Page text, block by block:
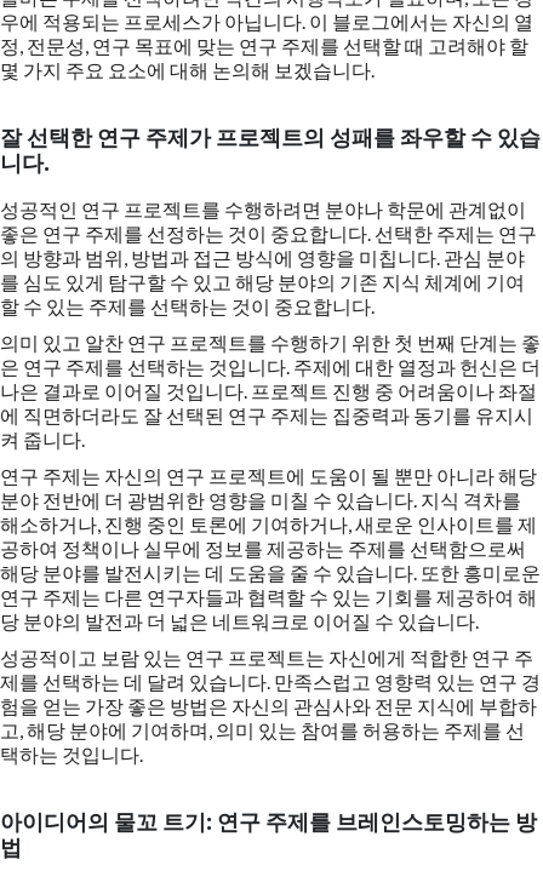
우에 적용되는 프로세스가 아닙니다. 이 블로그에서는 자신의 열
정, 전문성, 연구 목표에 맞는 연구 주제를 선택할 때 고려해야 할
몇 가지 주요 요소에 대해 논의해 보겠습니다.
잘 선택한 연구 주제가 프로젝트의 성패를 좌우할 수 있습
니다.
성공적인 연구 프로젝트를 수행하려면 분야나 학문에 관계없이
좋은 연구 주제를 선정하는 것이 중요합니다. 선택한 주제는 연구
의 방향과 범위, 방법과 접근 방식에 영향을 미칩니다. 관심 분야
를 심도 있게 탐구할 수 있고 해당 분야의 기존 지식 체계에 기여
할 수 있는 주제를 선택하는 것이 중요합니다.
의미 있고 알찬 연구 프로젝트를 수행하기 위한 첫 번째 단계는 좋
은 연구 주제를 선택하는 것입니다. 주제에 대한 열정과 헌신은 더
나은 결과로 이어질 것입니다. 프로젝트 진행 중 어려움이나 좌절
에 직면하더라도 잘 선택된 연구 주제는 집중력과 동기를 유지시
켜 줍니다.
연구 주제는 자신의 연구 프로젝트에 도움이 될 뿐만 아니라 해당
분야 전반에 더 광범위한 영향을 미칠 수 있습니다. 지식 격차를
해소하거나, 진행 중인 토론에 기여하거나, 새로운 인사이트를 제
공하여 정책이나 실무에 정보를 제공하는 주제를 선택함으로써
해당 분야를 발전시키는 데 도움을 줄 수 있습니다. 또한 흥미로운
연구 주제는 다른 연구자들과 협력할 수 있는 기회를 제공하여 해
당 분야의 발전과 더 넓은 네트워크로 이어질 수 있습니다.
성공적이고 보람 있는 연구 프로젝트는 자신에게 적합한 연구 주
제를 선택하는 데 달려 있습니다. 만족스럽고 영향력 있는 연구 경
험을 얻는 가장 좋은 방법은 자신의 관심사와 전문 지식에 부합하
고, 해당 분야에 기여하며, 의미 있는 참여를 허용하는 주제를 선
택하는 것입니다.
아이디어의 물꼬 트기: 연구 주제를 브레인스토밍하는 방
법